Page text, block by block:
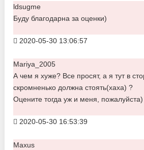
ldsugme
Буду благодарна за оценки)
2020-05-30 13:06:57
Mariya_2005
А чем я хуже? Все просят, а я тут в
скромненько должна стоять(хаха) ?
Оцените тогда уж и меня, пожалуйста)
2020-05-30 16:53:39
Maxus